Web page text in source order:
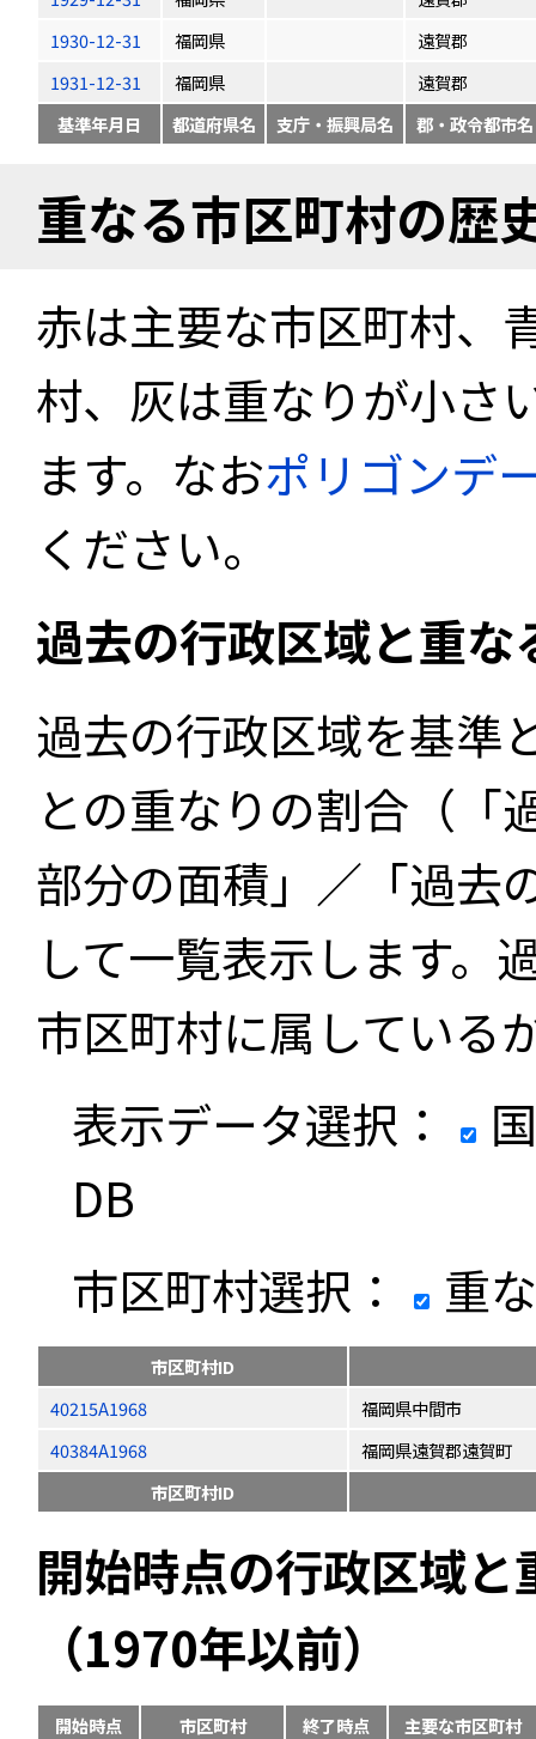
1930-12-31
福岡県
遠賀郡
1931-12-31
福岡県
遠賀郡
基準年月日
都道府県名 支庁・振興局名 郡・政令都市名
重なる市区町村の歴
赤は主要な市区町村、
村、灰は重なりが小さ
ます。なおポリゴンデ
ください。
過去の行政区域と重
過去の行政区域を基準
との重なりの割合（「
部分の面積」／「過去
して一覧表示します。
市区町村に属している
表示データ選択：
DB
市区町村選択：
重
市区町村ID
40215A1968
福岡県中間市
40384A1968
福岡県遠賀郡遠賀町
市区町村ID
開始時点の行政区域
（1970年以前）
開始時点 市区町村 終了時点 主要な市区町村